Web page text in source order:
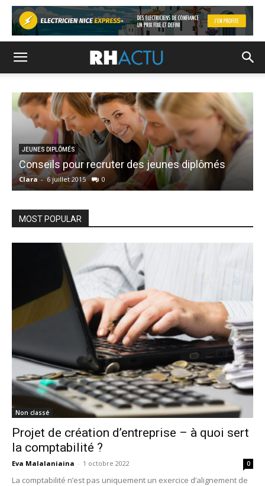
JEUNES DIPLÔMÉS
Conseils pour recruter des jeunes diplômés
Clara - 6 juillet 2015 0
MOST POPULAR
Non classé
Projet de création d’entreprise – à quoi sert
la comptabilité ?
Eva Malalaniaina - 1 octobre 2022 0
La comptabilité n’est pas uniquement un exercice d’alignement de